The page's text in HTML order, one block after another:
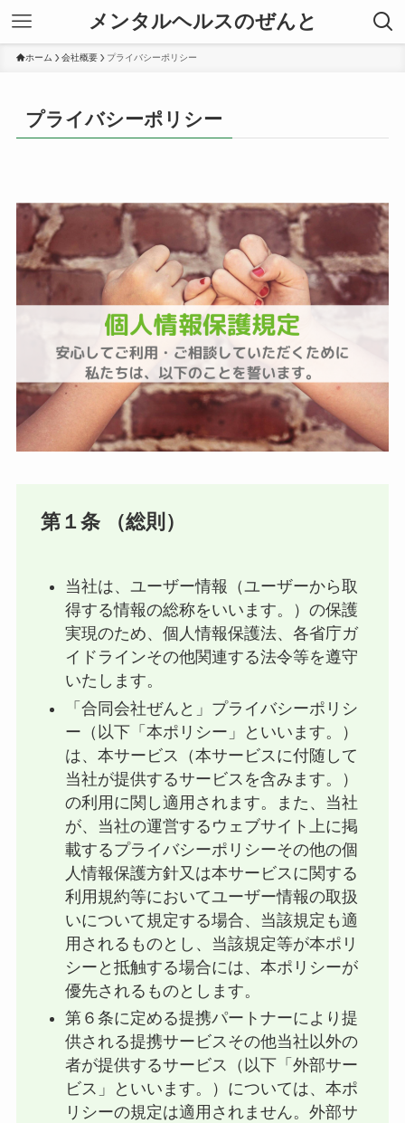
メンタルヘルスのぜんと
ホーム 会社概要 プライバシーポリシー
プライバシーポリシー
第１条 （総則）
当社は、ユーザー情報（ユーザーから取
得する情報の総称をいいます。）の保護
実現のため、個人情報保護法、各省庁ガ
イドラインその他関連する法令等を遵守
いたします。
「合同会社ぜんと」プライバシーポリシ
ー（以下「本ポリシー」といいます。）
は、本サービス（本サービスに付随して
当社が提供するサービスを含みます。）
の利用に関し適用されます。また、当社
が、当社の運営するウェブサイト上に掲
載するプライバシーポリシーその他の個
人情報保護方針又は本サービスに関する
利用規約等においてユーザー情報の取扱
いについて規定する場合、当該規定も適
用されるものとし、当該規定等が本ポリ
シーと抵触する場合には、本ポリシーが
優先されるものとします。
第６条に定める提携パートナーにより提
供される提携サービスその他当社以外の
者が提供するサービス（以下「外部サー
ビス」といいます。）については、本ポ
リシーの規定は適用されません。外部サ